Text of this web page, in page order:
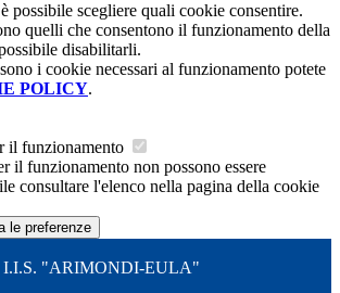
possibile scegliere quali cookie consentire.
quelli che consentono il funzionamento della
disabilitarli.
i cookie necessari al funzionamento potete
POLICY.
il funzionamento
il funzionamento non possono essere
consultare l'elenco nella pagina della cookie
le preferenze
I.I.S. "ARIMONDI-EULA"